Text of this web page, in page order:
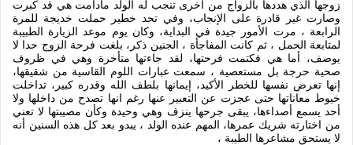
زوجها الذي هددها بالزواج من أخرى تنجب له الولد مادامت هي قد كبرت
وصارت غير قادرة على الإنجاب، وفي تحد خطير حملت خديجة للمرة
الرابعة ، مرت الأمور جيدة في البداية، وكان يوم موعد الزيارة الطبيبة
لمتابعة الحمل ، ثم كانت المفاجأة ، الجنين ذكر، بلغت فرحة الزوج حدا لا
يوصف، أما هي فكتمت فرحتها، لقد جاءتها متأخرة وهي في ظروف
صحية حرجة بل مستعصية ، سمعت عبارات اللوم القاسية من شقيقها،
إنها تعرض نفسها للخطر الأكيد، إيمانها بلطف الله وقدره كبير، تداخلت
خيوط معاناتها حتى عجزت عن التعبير عنها رغم انها تصدح من داخلها ولا
أحد يسمع أصداءها، يبقى جرحها ينزف وهي وحيدة وكأن مصيبتها لا تعني
من اختارته شريك عمرها، المهم عنده الولد ، يبدو بعد كل هذه السنين أنه
لا يستحق مشاعرها الطيبة ،